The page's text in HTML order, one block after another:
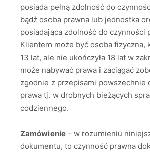
posiada pełną zdolność do
bądź osoba prawna lub jednostka
posiadająca zdolność do czynności
Klientem może być osoba fizyczna,
13 lat, ale nie ukończyła 18 lat w
może nabywać prawa i zaciągać
zgodnie z przepisami powszechnie
prawa tj. w drobnych bieżących
codziennego.
Zamówienie – w rozumieniu
dokumentu, to czynność prawna